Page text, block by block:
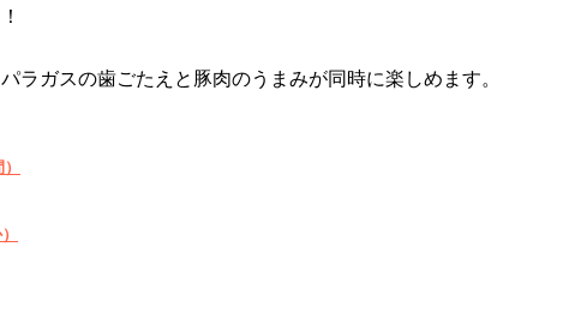
ラガスの歯ごたえと豚肉のうまみが同時に楽しめます。